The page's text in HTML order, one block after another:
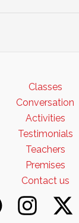
Classes
Conversation
Activities
Testimonials
Teachers
Premises
Contact us